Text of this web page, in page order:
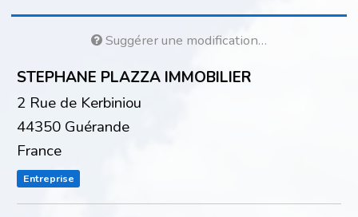
Suggérer une modification…
STEPHANE PLAZZA IMMOBILIER
2 Rue de Kerbiniou
44350 Guérande
France
Entreprise